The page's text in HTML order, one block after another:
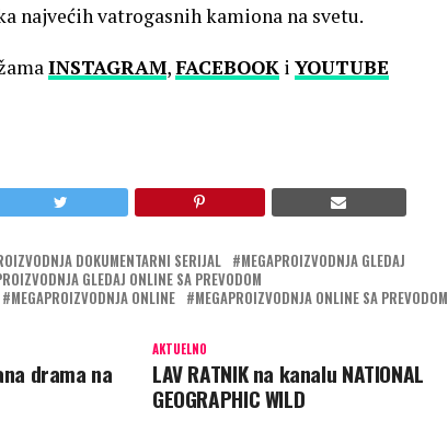
najvećih vatrogasnih kamiona na svetu.
INSTAGRAM,FACEBOOK i YOUTUBE
DOKUMENTARNI SERIJAL
MEGAPROIZVODNJA GLEDAJ
GLEDAJ ONLINE SA PREVODOM
MEGAPROIZVODNJA ONLINE MEGAPROIZVODNJA ONLINE SA PREVODOM
AKTUELNO
LAV RATNIK na kanalu NATIONAL
GEOGRAPHIC WILD
drama na